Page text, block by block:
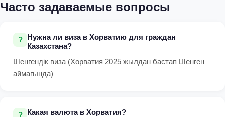
Часто задаваемые вопросы
Нужна ли виза в Хорватию для граждан
Казахстана?
Шенгендік виза (Хорватия 2025 жылдан бастап Шенген
аймағында)
Какая валюта в Хорватия?